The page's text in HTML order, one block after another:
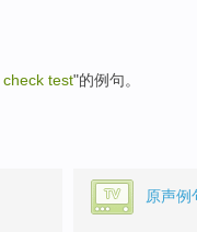
check test"的例句。
原声例